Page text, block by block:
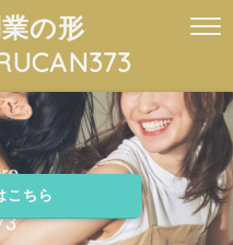
の形
こちら